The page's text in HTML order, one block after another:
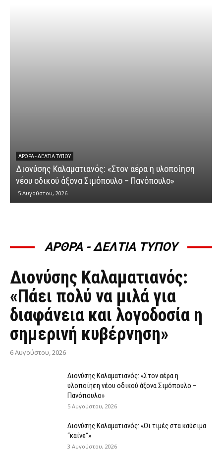
ΆΡΘΡΑ - ΔΕΛΤΊΑ ΤΎΠΟΥ
Διονύσης Καλαματιανός: «Στον αέρα η υλοποίηση
νέου οδικού άξονα Σιμόπουλο – Πανόπουλο»
5 Αυγούστου, 2026
ΑΡΘΡΑ - ΔΕΛΤΙΑ ΤΥΠΟΥ
ΆΡΘΡΑ - ΔΕΛΤΊΑ ΤΎΠΟΥ
Διονύσης Καλαματιανός:
«Πάει πολύ να μιλά για
διαφάνεια και λογοδοσία η
σημερινή κυβέρνηση»
6 Αυγούστου, 2026
Διονύσης Καλαματιανός: «Στον αέρα η
υλοποίηση νέου οδικού άξονα Σιμόπουλο –
Πανόπουλο»
5 Αυγούστου, 2026
Διονύσης Καλαματιανός: «Οι τιμές στα καύσιμα
“καίνε”»
3 Αυγούστου, 2026